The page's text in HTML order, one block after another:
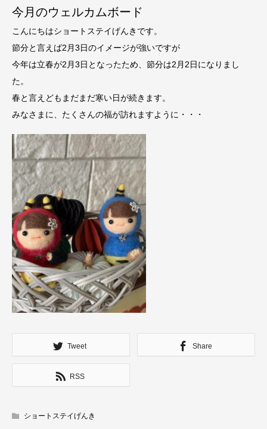
今月のウェルカムボード
こんにちはショートステイげんきです。
節分と言えば2月3日のイメージが強いですが
今年は立春が2月3日となったため、節分は2月2日になりまし
た。
春と言えどもまだまだ寒い日が続きます。
みなさまに、たくさんの福が訪れますように・・・
Tweet Share
RSS
ショートステイげんき